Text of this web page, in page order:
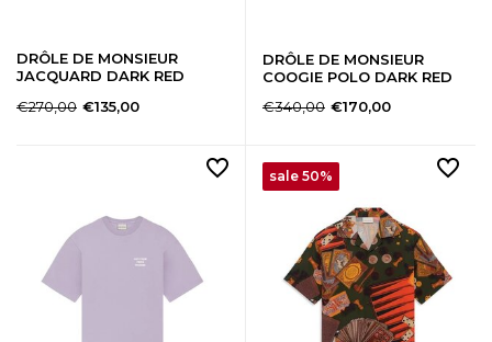
DRÔLE DE MONSIEUR
JACQUARD DARK RED
€270,00 €135,00
DRÔLE DE MONSIEUR
COOGIE POLO DARK RED
€340,00 €170,00
sale 50%